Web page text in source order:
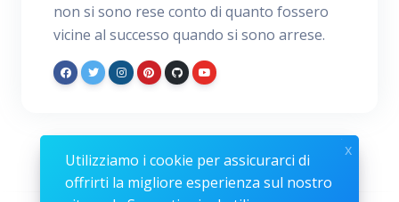
non si sono rese conto di quanto fossero
vicine al successo quando si sono arrese.
Utilizziamo i cookie per assicurarci di
offrirti la migliore esperienza sul nostro
x